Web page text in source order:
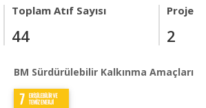
Toplam Atıf Sayısı
44
Proje
2
BM Sürdürülebilir Kalkınma Amaçları